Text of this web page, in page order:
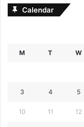
Calendar
M T W
3 4 5
10 11 12